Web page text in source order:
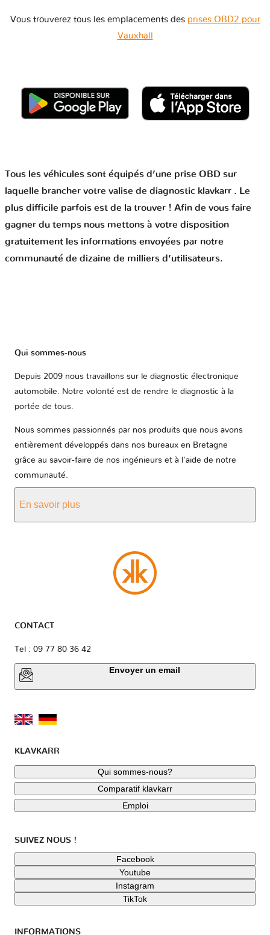
Vous trouverez tous les emplacements des prises OBD2 pour
Vauxhall
Tous les véhicules sont équipés d’une prise OBD sur
laquelle brancher votre valise de diagnostic klavkarr . Le
plus difficile parfois est de la trouver ! Afin de vous faire
gagner du temps nous mettons à votre disposition
gratuitement les informations envoyées par notre
communauté de dizaine de milliers d’utilisateurs.
Qui sommes-nous
Depuis 2009 nous travaillons sur le diagnostic électronique
automobile. Notre volonté est de rendre le diagnostic à la
portée de tous.
Nous sommes passionnés par nos produits que nous avons
entièrement développés dans nos bureaux en Bretagne
grâce au savoir-faire de nos ingénieurs et à l'aide de notre
communauté.
En savoir plus
CONTACT
Tel : 09 77 80 36 42
Envoyer un email
KLAVKARR
Qui sommes-nous?
Comparatif klavkarr
Emploi
SUIVEZ NOUS !
Facebook
Youtube
Instagram
TikTok
INFORMATIONS